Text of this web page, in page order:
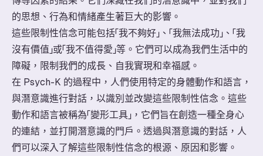
的思想、行為和情緒產生著巨大的影響。
這些限制性信念可能包括「我不夠好」、「我無法成功」、「我
沒有價值」或「我不值得愛」等。它們可以成為我們生活中的
障礙，限制我們的成長、自我實現和幸福感。
在 Psych-K 的過程中，人們使用特定的身體動作和語言，
與潛意識進行對話，以識別並改變這些限制性信念。這些
動作和語言被稱為「變形工具」，它們旨在創造一種全身心
的連結，並打開潛意識的門戶。透過與潛意識的對話，人
們可以深入了解這些限制性信念的根源、原因和影響。